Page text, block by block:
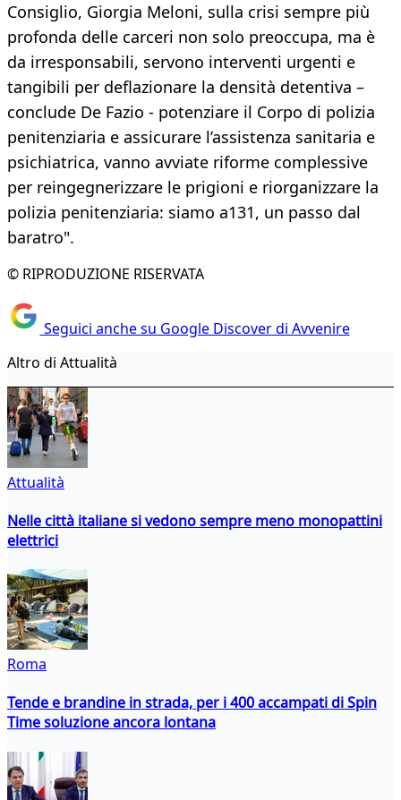
Consiglio, Giorgia Meloni, sulla crisi sempre più
profonda delle carceri non solo preoccupa, ma è
da irresponsabili, servono interventi urgenti e
tangibili per deflazionare la densità detentiva –
conclude De Fazio - potenziare il Corpo di polizia
penitenziaria e assicurare l’assistenza sanitaria e
psichiatrica, vanno avviate riforme complessive
per reingegnerizzare le prigioni e riorganizzare la
polizia penitenziaria: siamo a131, un passo dal
baratro".
© RIPRODUZIONE RISERVATA
Seguici anche su Google Discover di Avvenire
Altro di Attualità
Attualità
Nelle città italiane si vedono sempre meno monopattini
elettrici
Roma
Tende e brandine in strada, per i 400 accampati di Spin
Time soluzione ancora lontana